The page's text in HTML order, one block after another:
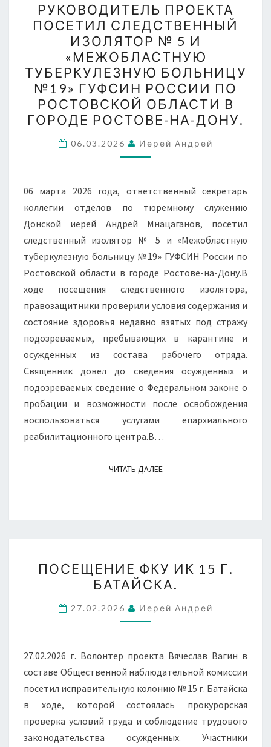
ПРОЕКТА
ПОСЕТИЛ
СЛЕДСТВЕННЫЙ
ИЗОЛЯТОР
№
5
И
«МЕЖОБЛАСТНУЮ
ТУБЕРКУЛЕЗНУЮ
БОЛЬНИЦУ
ГУФСИН
РОССИИ
ПО
РОСТОВСКОЙ
ОБЛАСТИ
В
ГОРОДЕ
РОСТОВЕ-
НА-
ДОНУ.
РУКОВОДИТЕЛЬ ПРОЕКТА
ПОСЕТИЛ СЛЕДСТВЕННЫЙ
ИЗОЛЯТОР № 5 И
«МЕЖОБЛАСТНУЮ
ТУБЕРКУЛЕЗНУЮ БОЛЬНИЦУ
№19» ГУФСИН РОССИИ ПО
РОСТОВСКОЙ ОБЛАСТИ В
ГОРОДЕ РОСТОВЕ-НА-ДОНУ.
06.03.2026 Иерей Андрей
06 марта 2026 года, ответственный секретарь
коллегии отделов по тюремному служению
Донской иерей Андрей Мнацаганов, посетил
следственный изолятор № 5 и «Межобластную
туберкулезную больницу №19» ГУФСИН России по
Ростовской области в городе Ростове-на-Дону.В
ходе посещения следственного изолятора,
правозащитники проверили условия содержания и
состояние здоровья недавно взятых под стражу
подозреваемых, пребывающих в карантине и
осужденных из состава рабочего отряда.
Священник довел до сведения осужденных и
подозреваемых сведение о Федеральном законе о
пробации и возможности после освобождения
воспользоваться услугами епархиального
реабилитационного центра.В…
ЧИТАТЬ ДАЛЕЕЧИТАТЬ ДАЛЕЕ
ФКУ
ИК
15
Г.
ПОСЕЩЕНИЕ ФКУ ИК 15 Г.
БАТАЙСКА.
27.02.2026 Иерей Андрей
27.02.2026 г. Волонтер проекта Вячеслав Вагин в
составе Общественной наблюдательной комиссии
посетил исправительную колонию № 15 г. Батайска
в ходе, которой состоялась прокурорская
проверка условий труда и соблюдение трудового
законодательства осужденных. Участники